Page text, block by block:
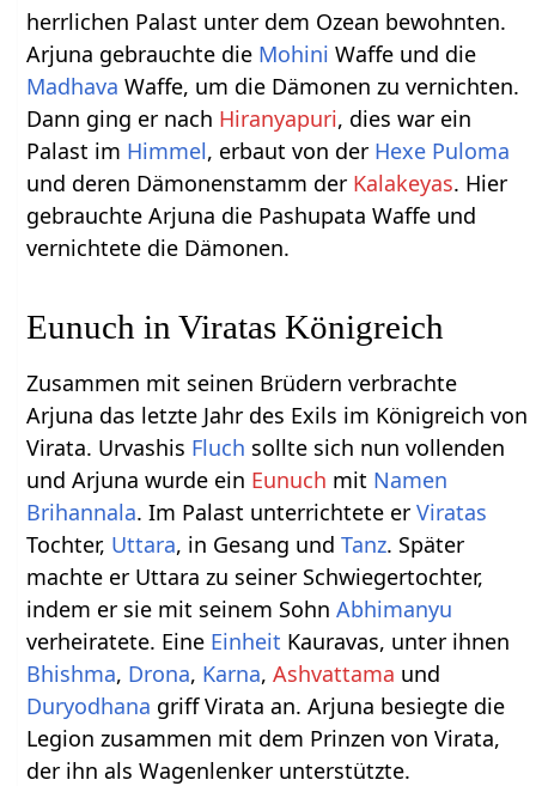
herrlichen Palast unter dem Ozean bewohnten.
Arjuna gebrauchte die Mohini Waffe und die
Madhava Waffe, um die Dämonen zu vernichten.
Dann ging er nach Hiranyapuri, dies war ein
Palast im Himmel, erbaut von der Hexe Puloma
und deren Dämonenstamm der Kalakeyas. Hier
gebrauchte Arjuna die Pashupata Waffe und
vernichtete die Dämonen.
Eunuch in Viratas Königreich
Zusammen mit seinen Brüdern verbrachte
Arjuna das letzte Jahr des Exils im Königreich von
Virata. Urvashis Fluch sollte sich nun vollenden
und Arjuna wurde ein Eunuch mit Namen
Brihannala. Im Palast unterrichtete erViratas
Tochter, Uttara, in Gesang undTanz. Später
machte er Uttara zu seiner Schwiegertochter,
indem er sie mit seinem SohnAbhimanyu
verheiratete. Eine Einheit Kauravas, unter ihnen
Bhishma, Drona, Karna,Ashvattama und
Duryodhana griff Virata an. Arjuna besiegte die
Legion zusammen mit dem Prinzen von Virata,
der ihn als Wagenlenker unterstützte.